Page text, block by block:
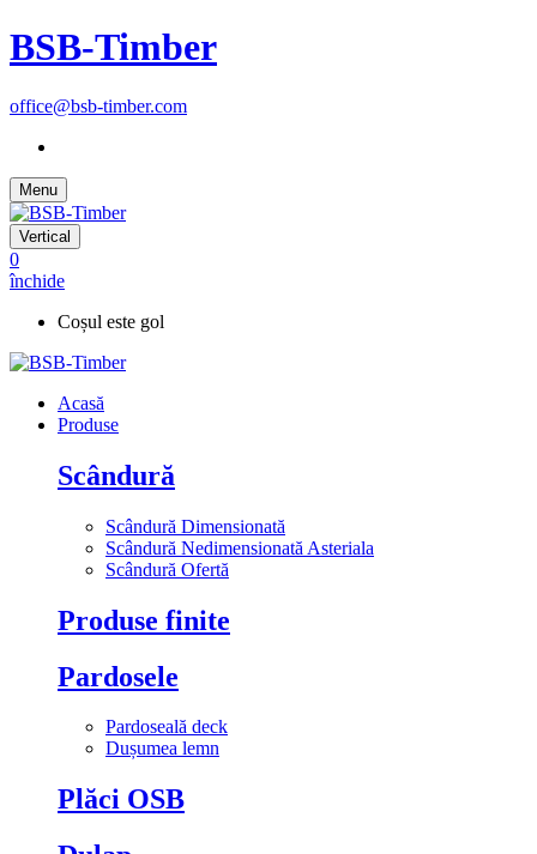
BSB-Timber
office@bsb-timber.com
Menu
Vertical
0
închide
Coșul este gol
Acasă
Produse
Scândură
Scândură Dimensionată
Scândură Nedimensionată Asteriala
Scândură Ofertă
Produse finite
Pardosele
Pardoseală deck
Dușumea lemn
Plăci OSB